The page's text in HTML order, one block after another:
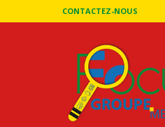
CONTACTEZ-NOUS